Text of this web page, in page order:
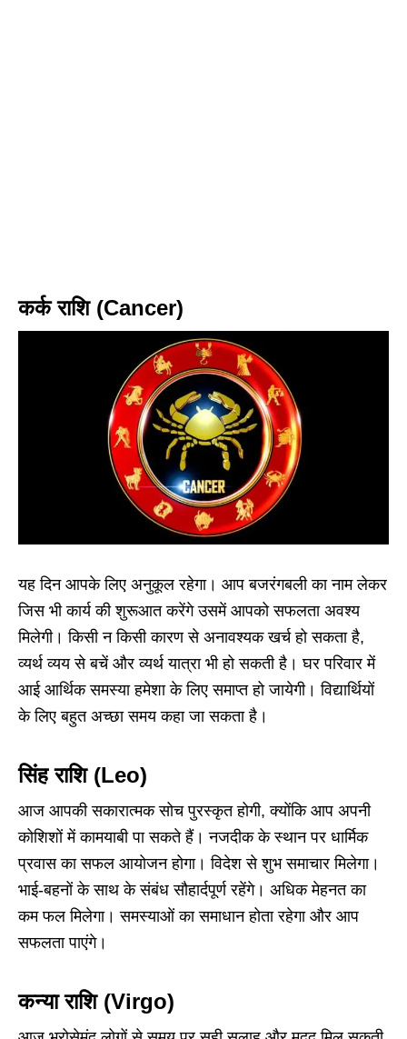
कर्क राशि (Cancer)
यह दिन आपके लिए अनुकूल रहेगा। आप बजरंगबली का नाम लेकर
जिस भी कार्य की शुरूआत करेंगे उसमें आपको सफलता अवश्य
मिलेगी। किसी न किसी कारण से अनावश्यक खर्च हो सकता है,
व्यर्थ व्यय से बचें और व्यर्थ यात्रा भी हो सकती है। घर परिवार में
आई आर्थिक समस्या हमेशा के लिए समाप्त हो जायेगी। विद्यार्थियों
के लिए बहुत अच्छा समय कहा जा सकता है।
सिंह राशि (Leo)
आज आपकी सकारात्मक सोच पुरस्कृत होगी, क्योंकि आप अपनी
कोशिशों में कामयाबी पा सकते हैं। नजदीक के स्थान पर धार्मिक
प्रवास का सफल आयोजन होगा। विदेश से शुभ समाचार मिलेगा।
भाई-बहनों के साथ के संबंध सौहार्दपूर्ण रहेंगे। अधिक मेहनत का
कम फल मिलेगा। समस्याओं का समाधान होता रहेगा और आप
सफलता पाएंगे।
कन्या राशि (Virgo)